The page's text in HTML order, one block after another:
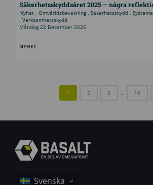
Säkerhetsskyddsåret 2025 – några
Nyhet ,Omvärldsbevakning ,Säkerhetsskydd ,
,Verksamhetsskydd
Måndag 22 December 2025
NYHET
1 2 3 … 10